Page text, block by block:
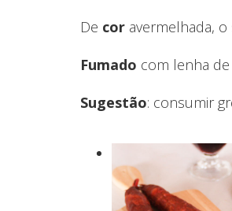
De cor avermelhada, o
Fumado com lenha de
Sugestão: consumir